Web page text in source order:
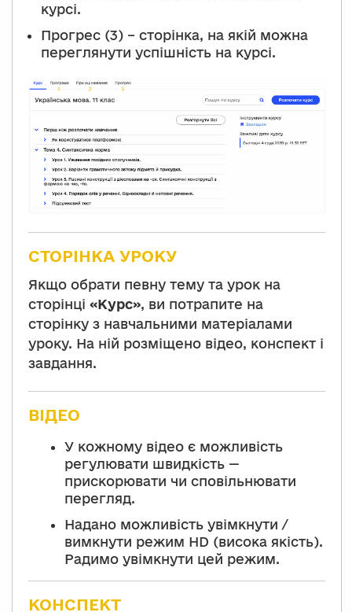
курсі.
Прогрес (3) – сторінка, на якій можна
переглянути успішність на курсі.
СТОРІНКА УРОКУ
Якщо обрати певну тему та урок на
сторінці «Курс», ви потрапите на
сторінку з навчальними матеріалами
уроку. На ній розміщено відео, конспект і
завдання.
ВІДЕО
У кожному відео є можливість
регулювати швидкість —
прискорювати чи сповільнювати
перегляд.
Надано можливість увімкнути /
вимкнути режим HD (висока якість).
Радимо увімкнути цей режим.
КОНСПЕКТ